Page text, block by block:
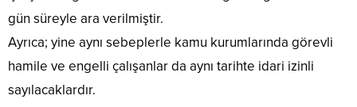
gün süreyle ara verilmiştir.
Ayrıca; yine aynı sebeplerle kamu kurumlarında görevli
hamile ve engelli çalışanlar da aynı tarihte idari izinli
sayılacaklardır.